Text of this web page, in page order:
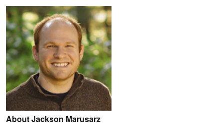
About Jackson Marusarz